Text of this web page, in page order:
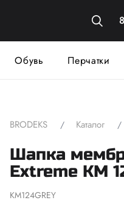
Обувь Перчатки
BRODEKS Каталог
Шапка
Extreme KM
KM124GREY